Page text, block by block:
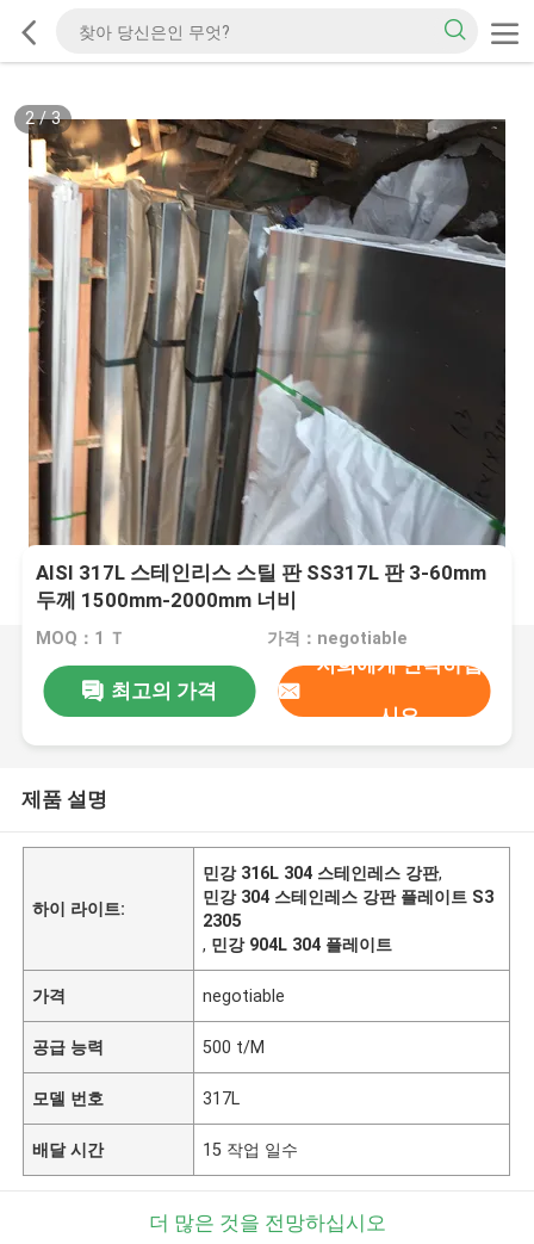
2/3
AISI 317L 스테인리스 스틸 판 SS317L 판 3-60mm
두께 1500mm-2000mm 너비
MOQ：1 Ｔ 가격：negotiable
최고의 가격
저희에게 연락하십
시오
제품 설명
하이 라이트:
민강 316L 304 스테인레스 강판,
민강 304 스테인레스 강판 플레이트 S3
2305
, 민강 904L 304 플레이트
가격 negotiable
공급 능력 500 t/M
모델 번호 317L
배달 시간 15 작업 일수
더 많은 것을 전망하십시오